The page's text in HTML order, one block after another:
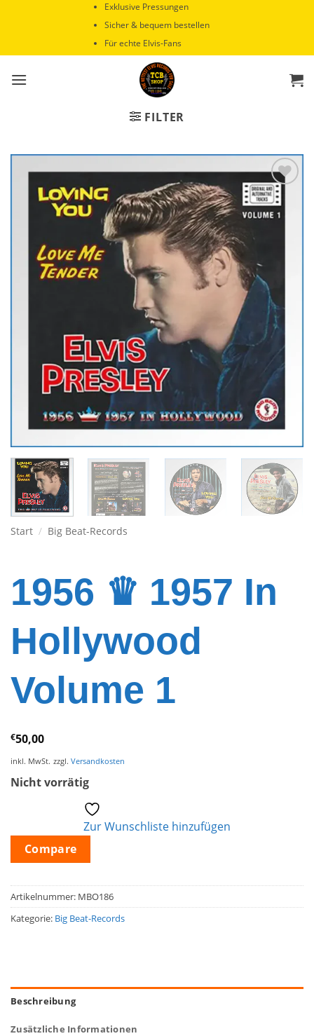
Exklusive Pressungen
Sicher & bequem bestellen
Für echte Elvis-Fans
FILTER
Zur
Wunschliste
hinzufügen
Start / Big Beat-Records
1956 ♛ 1957 In
Hollywood
Volume 1
€50,00
inkl. MwSt. zzgl. Versandkosten
Nicht vorrätig
Zur Wunschliste hinzufügen
Compare
Artikelnummer: MBO186
Kategorie: Big Beat-Records
Beschreibung
Zusätzliche Informationen